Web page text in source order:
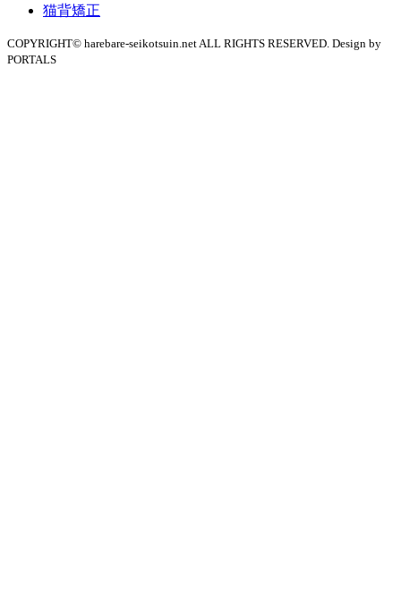
猫背矯正
COPYRIGHT© harebare-seikotsuin.net ALL RIGHTS RESERVED. Design by
PORTALS